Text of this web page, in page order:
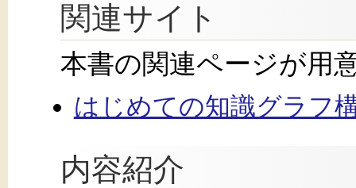
関連サイト
本書の関連ページが用
はじめての知識グラフ
内容紹介